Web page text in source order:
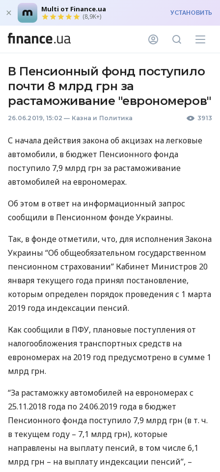
Multi от Finance.ua
(8,9K+) УСТАНОВИТЬ
В Пенсионный фонд поступило
почти 8 млрд грн за
растаможивание "еврономеров"
26.06.2019, 15:02 — Казна и Политика 3913
С начала действия закона об акцизах на легковые
автомобили, в бюджет Пенсионного фонда
поступило 7,9 млрд грн за растаможивание
автомобилей на еврономерах.
Об этом в ответ на информационный запрос
сообщили в Пенсионном фонде Украины.
Так, в фонде отметили, что, для исполнения Закона
Украины “Об общеобязательном государственном
пенсионном страховании” Кабинет Министров 20
января текущего года принял постановление,
которым определен порядок проведения с 1 марта
2019 года индексации пенсий.
Как сообщили в ПФУ, плановые поступления от
налогообложения транспортных средств на
еврономерах на 2019 год предусмотрено в сумме 1
млрд грн.
“За растаможку автомобилей на еврономерах с
25.11.2018 года по 24.06.2019 года в бюджет
Пенсионного фонда поступило 7,9 млрд грн (в т. ч.
в текущем году – 7,1 млрд грн), которые
направлены на выплату пенсий, в том числе 6,1
млрд грн – на выплату индексации пенсий”, –